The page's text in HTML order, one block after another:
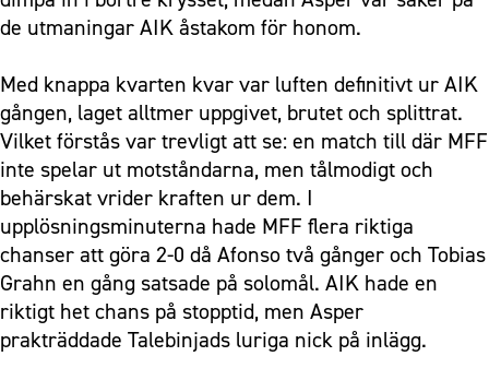
de utmaningar AIK åstakom för honom.
Med knappa kvarten kvar var luften definitivt ur AIK
gången, laget alltmer uppgivet, brutet och splittrat.
Vilket förstås var trevligt att se: en match till där MFF
inte spelar ut motståndarna, men tålmodigt och
behärskat vrider kraften ur dem. I
upplösningsminuterna hade MFF flera riktiga
chanser att göra 2-0 då Afonso två gånger och Tobias
Grahn en gång satsade på solomål. AIK hade en
riktigt het chans på stopptid, men Asper
prakträddade Talebinjads luriga nick på inlägg.